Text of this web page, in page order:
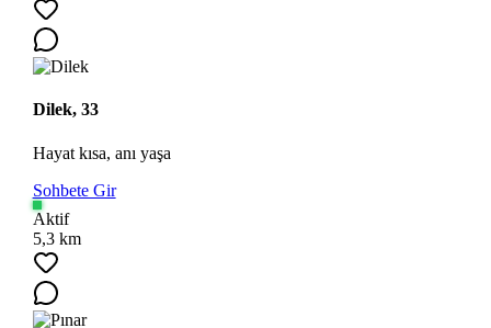
Dilek, 33
Hayat kısa, anı yaşa
Sohbete Gir
Aktif
5,3 km